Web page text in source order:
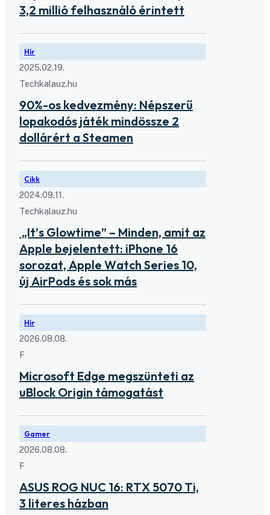
3,2 millió felhasználó érintett
Hír
2025.02.19.
Techkalauz.hu
90%-os kedvezmény: Népszerű
lopakodós játék mindössze 2
dollárért a Steamen
Cikk
2024.09.11.
Techkalauz.hu
„It’s Glowtime” – Minden, amit az
Apple bejelentett: iPhone 16
sorozat, Apple Watch Series 10,
új AirPods és sok más
Hír
2026.08.08.
F
Microsoft Edge megszünteti az
uBlock Origin támogatást
Gamer
2026.08.08.
F
ASUS ROG NUC 16: RTX 5070 Ti,
3 literes házban